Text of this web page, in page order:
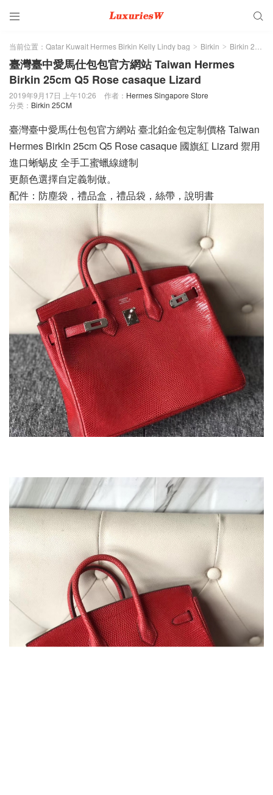
 
当前位置： Qatar Kuwait Hermes Birkin Kelly Lindy bag > Birkin > Birkin 25CM
臺灣臺中愛馬仕包包官方網站 Taiwan Hermes
Birkin 25cm Q5 Rose casaque Lizard
2019年9月17日 上午10:26 作者： Hermes Singapore Store
分类： Birkin 25CM
臺灣臺中愛馬仕包包官方網站 臺北鉑金包定制價格 Taiwan
Hermes Birkin 25cm Q5 Rose casaque 國旗紅 Lizard 禦用
進口蜥蜴皮 全手工蜜蠟線縫制
更顏色選擇自定義制做。
配件：防塵袋，禮品盒，禮品袋，絲帶，說明書